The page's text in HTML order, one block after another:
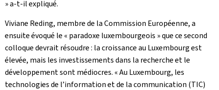
» a-t-il expliqué.
Viviane Reding, membre de la Commission Européenne, a
ensuite évoqué le « paradoxe luxembourgeois » que ce second
colloque devrait résoudre : la croissance au Luxembourg est
élevée, mais les investissements dans la recherche et le
développement sont médiocres. « Au Luxembourg, les
technologies de l’information et de la communication (TIC)